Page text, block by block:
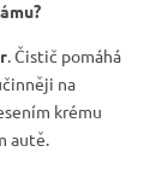
. Čistič pomáhá
na
krému
autě.